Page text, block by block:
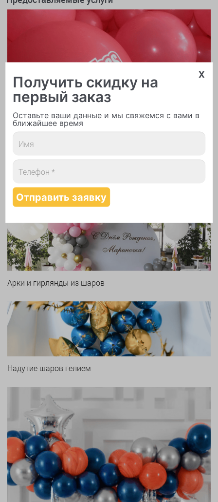
Печать логотипа
Арки и гирлянды из шаров
Надутие шаров гелием
x
Получить скидку на
первый заказ
Оставьте ваши данные и мы свяжемся с вами в
ближайшее время